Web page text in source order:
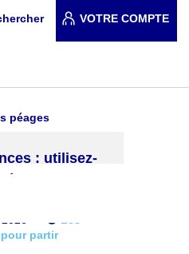
VOTRE COMPTE
péages
: utilisez-
partir